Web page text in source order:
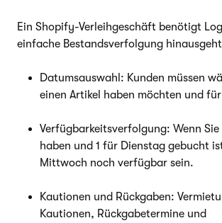
Ein Shopify-Verleihgeschäft benötigt
einfache Bestandsverfolgung
Datumsauswahl: Kunden müssen
einen Artikel haben möchten und
Verfügbarkeitsverfolgung: Wenn Sie
haben und 1 für Dienstag gebucht
Mittwoch noch verfügbar sein.
Kautionen und Rückgaben:
Kautionen, Rückgabetermine und